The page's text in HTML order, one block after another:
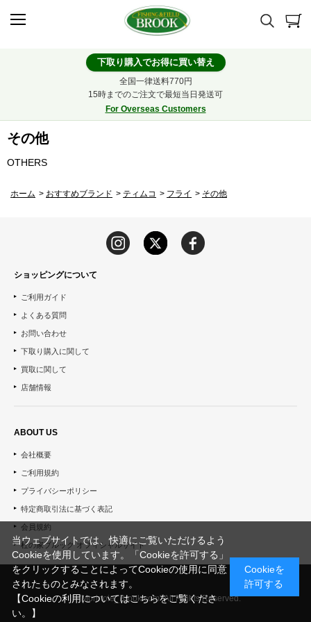
下取り購入でお得に買い替え
全国一律送料770円
15時までのご注文で最短当日発送可
For Overseas Customers
その他
OTHERS
ホーム > おすすめブランド > ティムコ > フライ > その他
ショッピングについて
ご利用ガイド
よくある質問
お問い合わせ
下取り購入に関して
買取に関して
店舗情報
ABOUT US
会社概要
ご利用規約
プライバシーポリシー
特定商取引法に基づく表記
会員規約
杜の家ブルック オフィシャルサイト
© "Morinoie_Brook.com" All Rights Reserved.
当ウェブサイトでは、快適にご覧いただけるよう
Cookieを使用しています。「Cookieを許可する」
をクリックすることによってCookieの使用に同意
されたものとみなされます。
【Cookieの利用についてはこちらをご覧くださ
い。】
Cookieを
許可する